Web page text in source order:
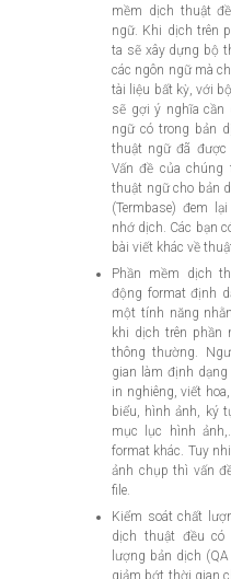
mềm dịch thuật
ngữ. Khi dịch trên
ta sẽ xây dựng bộ
các ngôn ngữ mà
tài liệu bất kỳ, với
sẽ gợi ý nghĩa cần
ngữ có trong bản
thuật ngữ đã
Vấn đề của
thuật ngữ cho bản
(Termbase) đem
nhớ dịch. Các bạn
bài viết khác về
Phần mềm dịch
động format định
một tính năng
khi dịch trên phần
thông thường.
gian làm định
in nghiêng, viết
biểu, hình ảnh, ký
mục lục hình
format khác. Tuy
ảnh chụp thì vấn
file.
Kiểm soát chất
dịch thuật đều có
lượng bản dịch
giảm bớt thời gian